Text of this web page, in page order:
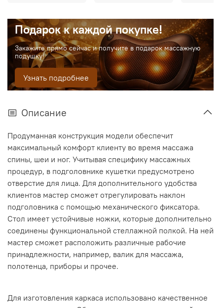
Подарок к каждой покупке!
Закажите прямо сейчас и получите в подарок массажную
подушку!
Узнать подробнее
Описание
Продуманная конструкция модели обеспечит
максимальный комфорт клиенту во время массажа
спины, шеи и ног. Учитывая специфику массажных
процедур, в подголовнике кушетки предусмотрено
отверстие для лица. Для дополнительного удобства
клиентов мастер сможет отрегулировать наклон
подголовника с помощью механического фиксатора.
Стол имеет устойчивые ножки, которые дополнительно
соединены функциональной стеллажной полкой. На ней
мастер сможет расположить различные рабочие
принадлежности, например, валик для массажа,
полотенца, приборы и прочее.
Для изготовления каркаса использовано качественное